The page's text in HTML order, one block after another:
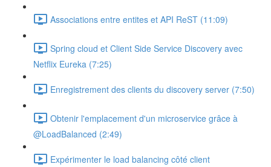
Associations entre entites et API ReST (11:09)
Spring cloud et Client Side Service Discovery avec
Netflix Eureka (7:25)
Enregistrement des clients du discovery server (7:50)
Obtenir l'emplacement d'un microservice grâce à
@LoadBalanced (2:49)
Expérimenter le load balancing côté client